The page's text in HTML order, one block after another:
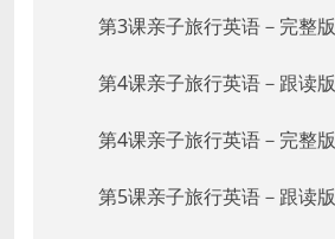
第3课亲子旅行英语－完整版
第4课亲子旅行英语－跟读版
第4课亲子旅行英语－完整版
第5课亲子旅行英语－跟读版